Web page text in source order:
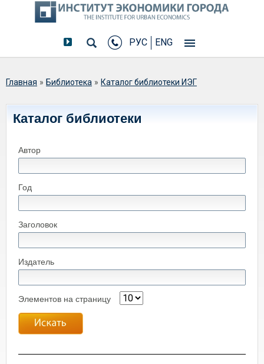
РУС ENG
Вы здесь
Главная » Библиотека » Каталог библиотеки ИЭГ
Каталог библиотеки
Автор
Год
Заголовок
Издатель
Элементов на страницу